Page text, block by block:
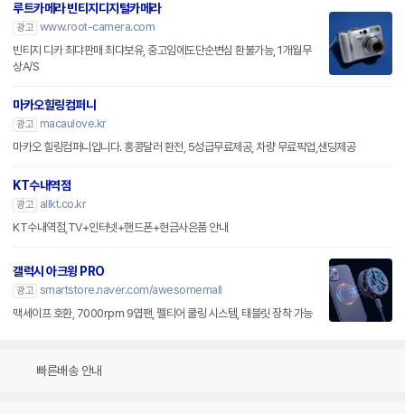
루트카메라 빈티지디지털카메라
광고 www.root-camera.com
빈티지 디카 최댜판매 최댜보유, 중고임에도단순변심 환불가능, 1개월무
상A/S
마카오힐링컴퍼니
광고
macaulove.kr
마카오 힐링컴퍼니입니다. 홍콩달러 환전, 5성급무료제공, 차량 무료픽업,샌딩제공
KT수내역점
광고
allkt.co.kr
KT수내역점,TV+인터넷+핸드폰+현금사은품 안내
갤럭시 아크윙 PRO
광고 smartstore.naver.com/awesomemall
맥세이프 호환, 7000rpm 9엽팬, 펠티어 쿨링 시스템, 태블릿 장착 가능
빠른배송 안내